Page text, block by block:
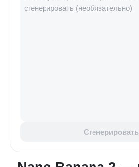
Сгенерировать